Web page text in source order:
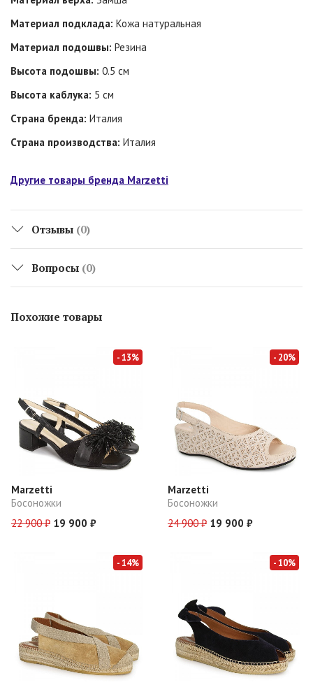
Материал подклада: Кожа натуральная
Материал подошвы: Резина
Высота подошвы: 0.5 см
Высота каблука: 5 см
Страна бренда: Италия
Страна производства: Италия
Другие товары бренда Marzetti
Отзывы (0)
Вопросы (0)
Похожие товары
- 13%
Marzetti
Босоножки
22 900 ₽ 19 900 ₽
- 20%
Marzetti
Босоножки
24 900 ₽ 19 900 ₽
- 14% - 10%